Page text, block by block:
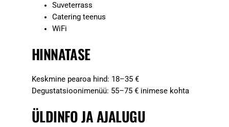
Suveterrass
Catering teenus
WiFi
HINNATASE
Keskmine pearoa hind: 18–35 €
Degustatsioonimenüü: 55–75 € inimese kohta
ÜLDINFO JA AJALUGU